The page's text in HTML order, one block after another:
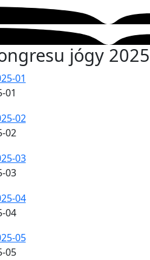
jógy 2025
01
02
03
04
05